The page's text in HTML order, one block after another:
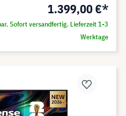
1.399,00 €*
Sofort versandfertig. Lieferzeit 1-3
Werktage